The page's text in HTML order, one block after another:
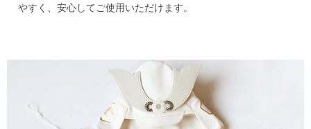
やすく、 安心してご使用いただけます。